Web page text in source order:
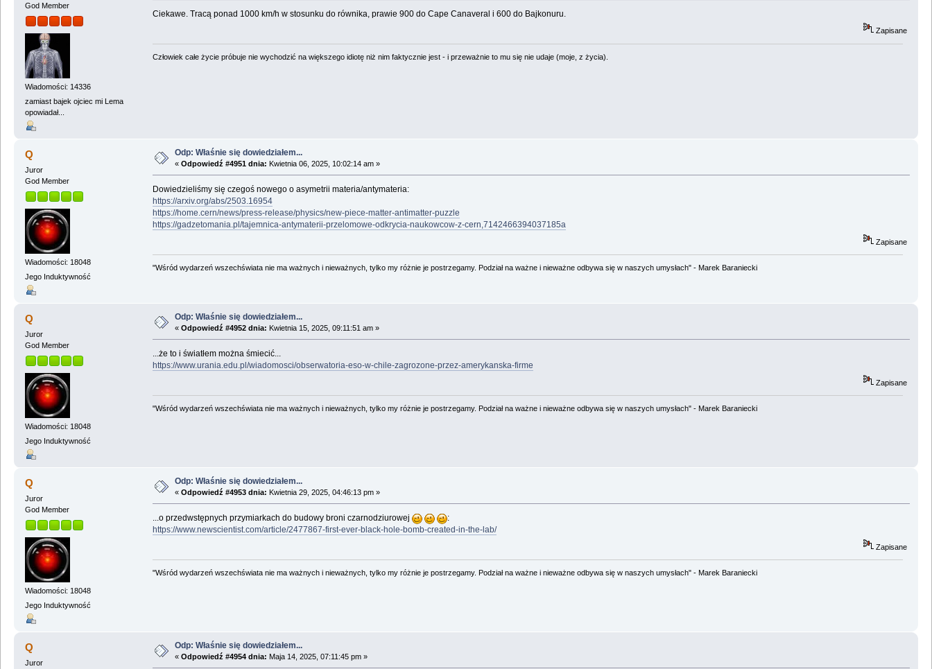
God Member
Wiadomości: 14336
zamiast bajek ojciec mi Lema
opowiadał...
Ciekawe. Tracą ponad 1000 km/h w stosunku do równika, prawie 900 do Cape Canaveral i 600 do Bajkonuru.
Zapisane
Człowiek całe życie próbuje nie wychodzić na większego idiotę niż nim faktycznie jest - i przeważnie to mu się nie udaje (moje, z życia).
Q
Juror
God Member
Wiadomości: 18048
Jego Induktywność
Odp: Właśnie się dowiedziałem...
« Odpowiedź #4951 dnia: Kwietnia 06, 2025, 10:02:14 am »
Dowiedzieliśmy się czegoś nowego o asymetrii materia/antymateria:
https://arxiv.org/abs/2503.16954
https://home.cern/news/press-release/physics/new-piece-matter-antimatter-puzzle
https://gadzetomania.pl/tajemnica-antymaterii-przelomowe-odkrycia-naukowcow-z-cern,7142466394037185a
Zapisane
"Wśród wydarzeń wszechświata nie ma ważnych i nieważnych, tylko my różnie je postrzegamy. Podział na ważne i nieważne odbywa się w naszych umysłach" - Marek Baraniecki
Q
Juror
God Member
Wiadomości: 18048
Jego Induktywność
Odp: Właśnie się dowiedziałem...
« Odpowiedź #4952 dnia: Kwietnia 15, 2025, 09:11:51 am »
...że to i światłem można śmiecić...
https://www.urania.edu.pl/wiadomosci/obserwatoria-eso-w-chile-zagrozone-przez-amerykanska-firme
Zapisane
"Wśród wydarzeń wszechświata nie ma ważnych i nieważnych, tylko my różnie je postrzegamy. Podział na ważne i nieważne odbywa się w naszych umysłach" - Marek Baraniecki
Q
Juror
God Member
Wiadomości: 18048
Jego Induktywność
Odp: Właśnie się dowiedziałem...
« Odpowiedź #4953 dnia: Kwietnia 29, 2025, 04:46:13 pm »
...o przedwstępnych przymiarkach do budowy broni czarnodziurowej
:
https://www.newscientist.com/article/2477867-first-ever-black-hole-bomb-created-in-the-lab/
Zapisane
"Wśród wydarzeń wszechświata nie ma ważnych i nieważnych, tylko my różnie je postrzegamy. Podział na ważne i nieważne odbywa się w naszych umysłach" - Marek Baraniecki
Q
Juror
Odp: Właśnie się dowiedziałem...
« Odpowiedź #4954 dnia: Maja 14, 2025, 07:11:45 pm »